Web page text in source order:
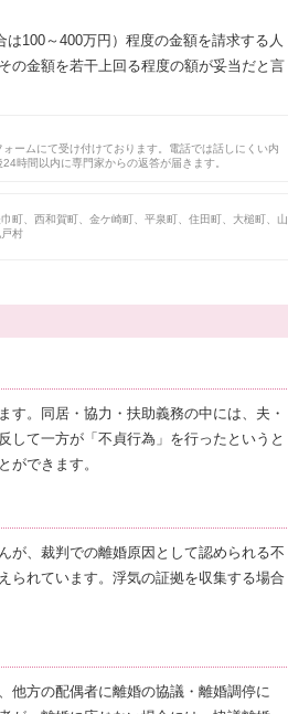
100～400万円）程度の金額を請求する人
の金額を若干上回る程度の額が妥当だと言
ームにて受け付けております。電話では話しにくい内
時間以内に専門家からの返答が届きます。
町、西和賀町、金ケ崎町、平泉町、住田町、大槌町、山
村
す。同居・協力・扶助義務の中には、夫・
して一方が「不貞行為」を行ったというと
ができます。
が、裁判での離婚原因として認められる不
られています。浮気の証拠を収集する場合
他方の配偶者に離婚の協議・離婚調停に